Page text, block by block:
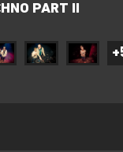
PART II